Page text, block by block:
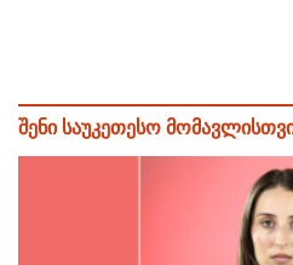
შენი საუკეთესო